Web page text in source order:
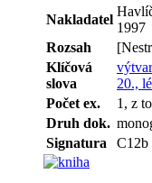
Nakladatel
1997
Rozsah
Klíčová
slova
20.,
Počet ex.
1, z
Druh dok.
Signatura
C12b